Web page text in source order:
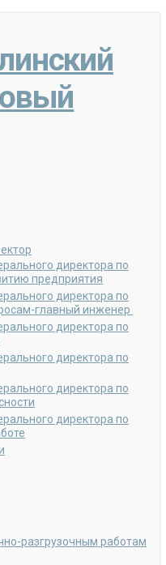
директора по
предприятия
директора по
главный инженер
директора по
директора по
директора по
директора по
разгрузочным работам